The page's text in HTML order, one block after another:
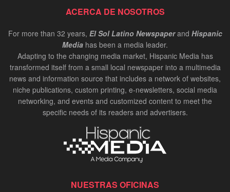
ACERCA DE NOSOTROS
For more than 32 years, El Sol Latino Newspaperand Hispanic
Media has been a media leader.
Adapting to the changing media market, Hispanic Media has
transformed itself from a small local newspaper into a multimedia
news and information source that includes a network of websites,
niche publications, custom printing, e-newsletters, social media
networking, and events and customized content to meet the
specific needs of its readers and advertisers.
NUESTRAS OFICINAS